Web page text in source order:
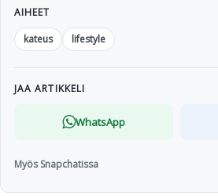
AIHEET
kateus
lifestyle
JAA ARTIKKELI
WhatsApp
Myös Snapchatissa